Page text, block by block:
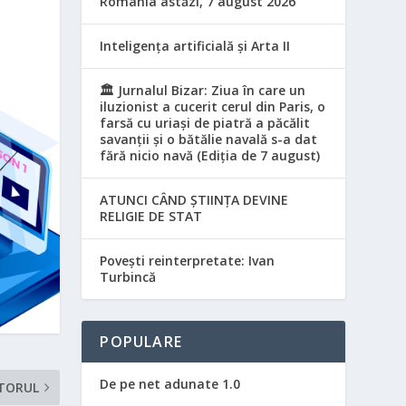
Inteligența artificială și Arta II
🏛️ Jurnalul Bizar: Ziua în care un
iluzionist a cucerit cerul din Paris, o
farsă cu uriași de piatră a păcălit
savanții și o bătălie navală s-a dat
fără nicio navă (Ediția de 7 august)
ATUNCI CÂND ȘTIINȚA DEVINE
RELIGIE DE STAT
Povești reinterpretate: Ivan
Turbincă
POPULARE
De pe net adunate 1.0